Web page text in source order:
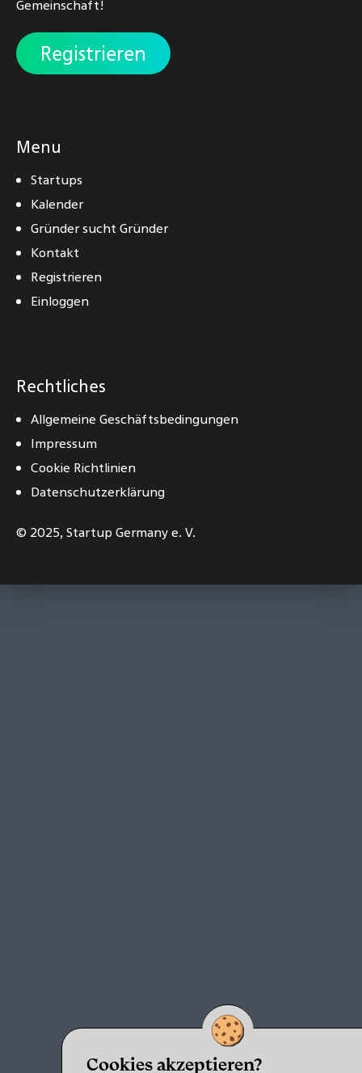
Gemeinschaft!
Registrieren
Menu
Startups
Kalender
Gründer sucht Gründer
Kontakt
Registrieren
Einloggen
Rechtliches
Allgemeine Geschäftsbedingungen
Impressum
Cookie Richtlinien
Datenschutzerklärung
© 2025,Startup Germany e. V.
Cookies akzeptieren?